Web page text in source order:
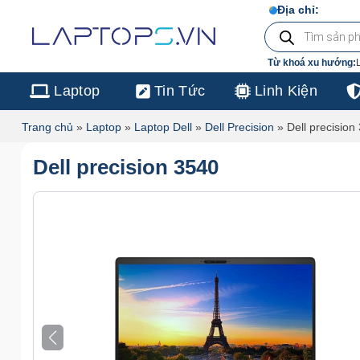
dung
Địa chỉ:
103/16 Nguyễn
Tìm
kiếm
sản
phẩm
Từ khoá xu hướng:
Laptop Tin Tức Linh Kiện
Trang chủ » Laptop » Laptop Dell » Dell Precision » Dell precision
Dell precision 3540